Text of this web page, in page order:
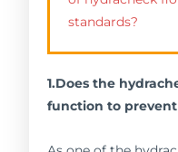
standards?
1.Does the
function to prevent